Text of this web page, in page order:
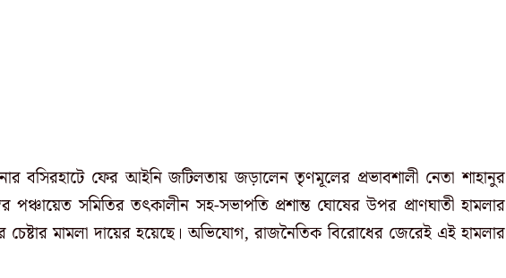
বসিরহাটে ফের আইনি জটিলতায় জড়ালেন তৃণমূলের প্রভাবশালী নেতা শাহানুর
পঞ্চায়েত সমিতির তৎকালীন সহ-সভাপতি প্রশান্ত ঘোষের উপর প্রাণঘাতী হামলার
মামলা দায়ের হয়েছে। অভিযোগ, রাজনৈতিক বিরোধের জেরেই এই হামলার